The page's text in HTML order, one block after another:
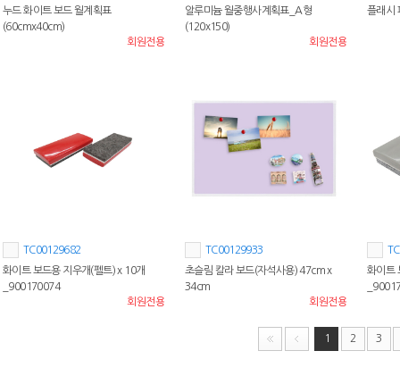
누드 화이트 보드 월계획표
(60cmx40cm)
회원전용
알루미늄 월중행사계획표_A형
(120x150)
회원전용
플래시
TC00129682
화이트 보드용 지우개(펠트) x 10개
_900170074
회원전용
TC00129933
초슬림 칼라 보드(자석사용) 47cm x
34cm
회원전용
화이트
1 2 3